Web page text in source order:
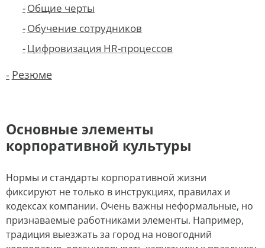
Общие черты
Обучение сотрудников
Цифровизация HR-процессов
Резюме
Основные элементы
корпоративной культуры
Нормы и стандарты корпоративной жизни
фиксируют не только в инструкциях, правилах и
кодексах компании. Очень важны неформальные, но
признаваемые работниками элементы. Например,
традиция выезжать за город на новогодний